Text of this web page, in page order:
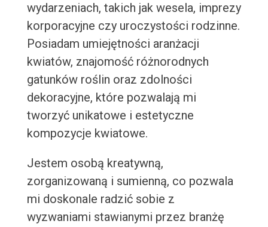
wydarzeniach, takich jak wesela, imprezy
korporacyjne czy uroczystości rodzinne.
Posiadam umiejętności aranżacji
kwiatów, znajomość różnorodnych
gatunków roślin oraz zdolności
dekoracyjne, które pozwalają mi
tworzyć unikatowe i estetyczne
kompozycje kwiatowe.
Jestem osobą kreatywną,
zorganizowaną i sumienną, co pozwala
mi doskonale radzić sobie z
wyzwaniami stawianymi przez branżę